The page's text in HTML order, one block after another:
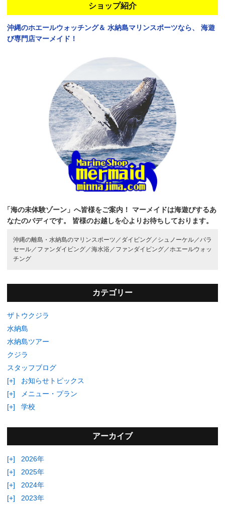
ショップ紹介
沖縄のホエールウォッチング＆ 水納島マリンスポーツなら、
海遊
び専門店マーメイド！
「海の未体験ゾーン」へ皆様をご案内！
マーメイドは海遊びするあ
なたのバディです。
皆様のお越しを心よりお待ちしております。
沖縄の離島・水納島のマリンスポーツ／ ダイビング／ シュノーケル／ パラ
セール／ ファンダイビング／海水浴／ ファンダイビング／ ホエールウォッ
チング
カテゴリー
ザトウクジラ
水納島
水納島ツアー
クジラ
スタッフブログ
[+]
お知らせトピックス
[+]
メニュー・プラン
[+]
学校
アーカイブ
[+]
2026年
[+]
2025年
[+]
2024年
[+]
2023年